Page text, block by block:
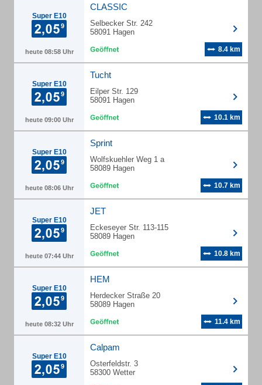
Super E10
heute 08:58 Uhr
CLASSIC
Selbecker Str. 242
58091 Hagen
8.4 km
Super E10
heute 09:00 Uhr
Tucht
Eilper Str. 129
58091 Hagen
10.1 km
Super E10
heute 08:06 Uhr
Sprint
Wolfskuehler Weg 1 a
58089 Hagen
10.7 km
Super E10
heute 07:44 Uhr
JET
Eckeseyer Str. 113-115
58089 Hagen
10.8 km
Super E10
heute 08:32 Uhr
HEM
Herdecker Straße 20
58089 Hagen
11.4 km
Super E10
Calpam
Osterfeldstr. 3
58300 Wetter